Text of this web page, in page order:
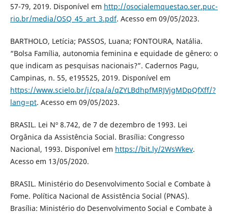
57-79, 2019. Disponível em http://osocialemquestao.ser.puc-
rio.br/media/OSQ_45_art_3.pdf. Acesso em 09/05/2023.
BARTHOLO, Letícia; PASSOS, Luana; FONTOURA, Natália.
“Bolsa Família, autonomia feminina e equidade de gênero: o
que indicam as pesquisas nacionais?”. Cadernos Pagu,
Campinas, n. 55, e195525, 2019. Disponível em
https://www.scielo.br/j/cpa/a/qZYLBdhpfMRJVjgMDpQfXff/?
lang=pt. Acesso em 09/05/2023.
BRASIL. Lei Nº 8.742, de 7 de dezembro de 1993. Lei
Orgânica da Assistência Social. Brasília: Congresso
Nacional, 1993. Disponível em https://bit.ly/2WsWkev.
Acesso em 13/05/2020.
BRASIL. Ministério do Desenvolvimento Social e Combate à
Fome. Política Nacional de Assistência Social (PNAS).
Brasília: Ministério do Desenvolvimento Social e Combate à